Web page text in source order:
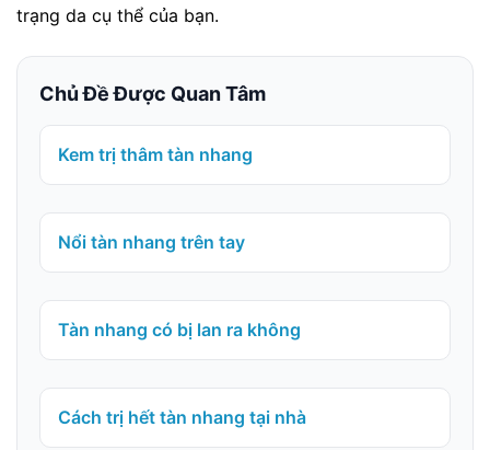
trạng da cụ thể của bạn.
Chủ Đề Được Quan Tâm
Kem trị thâm tàn nhang
Nổi tàn nhang trên tay
Tàn nhang có bị lan ra không
Cách trị hết tàn nhang tại nhà